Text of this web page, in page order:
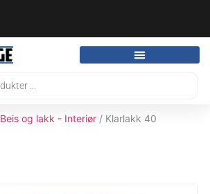
Beis og lakk - Interiør / Klarlakk 40